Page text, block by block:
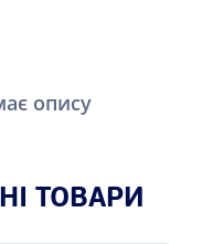
опису
ТОВАРИ